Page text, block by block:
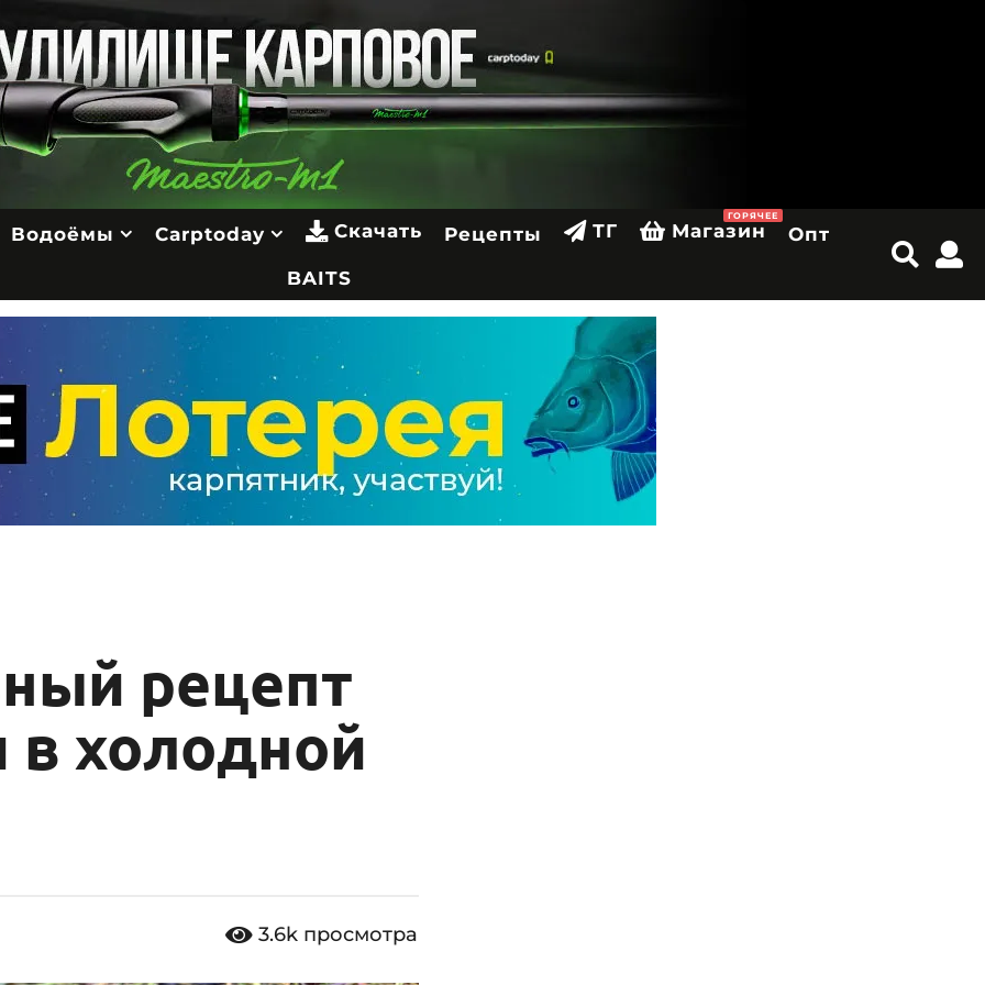
Водоёмы Carptoday Скачать Рецепты ТГ Магазин
ГОРЯЧЕЕ
Опт
BAITS
рецепт
холодной
3.6k просмотра